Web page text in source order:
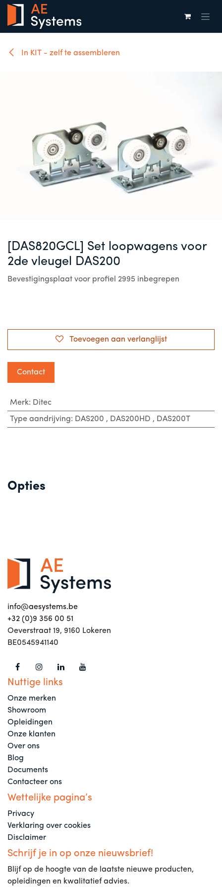
Overslaan naar inhoud
In KIT - zelf te assembleren
[DAS820GCL] Set loopwagens voor
2de vleugel DAS200
Bevestigingsplaat voor profiel 2995 inbegrepen
Toevoegen aan verlanglijst
Contact
Merk: Ditec
Type aandrijving: DAS200 , DAS200HD , DAS200T
Opties
info@aesystems.be
+32 (0)9 356 00 51
Oeverstraat 19, 9160 Lokeren
BE0545941140
Nuttige links
Onze merken
Showroom
Opleidingen
Onze klanten
Over ons
Blog
Documents
Contacteer ons
Wettelijke pagina’s
Privacy
Verklaring over cookies
Disclaimer
Schrijf je in op onze nieuwsbrief!
Blijf op de hoogte van de laatste nieuwe producten,
opleidingen en kwalitatief advies.